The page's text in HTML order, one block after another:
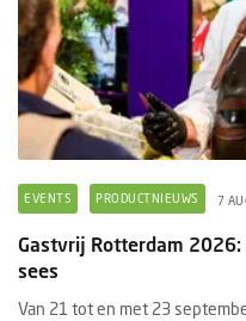
EVENTS PRODUCTNIEUWS 7
Gastvrij Rotterdam
sees
Van 21 tot en met 23